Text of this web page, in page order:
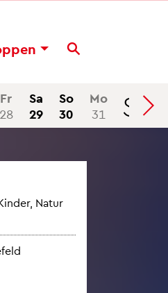
Fr
28
Sa
29
So
30
Mo
31
Natur